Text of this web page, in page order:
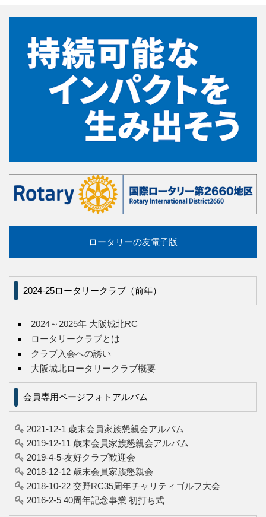
ロータリーの友電子版
2024-25ロータリークラブ（前年）
2024～2025年 大阪城北RC
ロータリークラブとは
クラブ入会への誘い
大阪城北ロータリークラブ概要
会員専用ページフォトアルバム
2021-12-1 歳末会員家族懇親会アルバム
2019-12-11 歳末会員家族懇親会アルバム
2019-4-5-友好クラブ歓迎会
2018-12-12 歳末会員家族懇親会
2018-10-22 交野RC35周年チャリティゴルフ大会
2016-2-5 40周年記念事業 初打ち式